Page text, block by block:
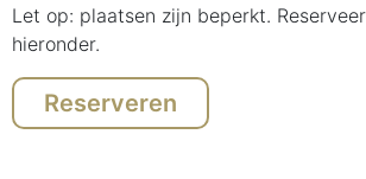
Let op: plaatsen zijn beperkt.
hieronder.
Reserveren